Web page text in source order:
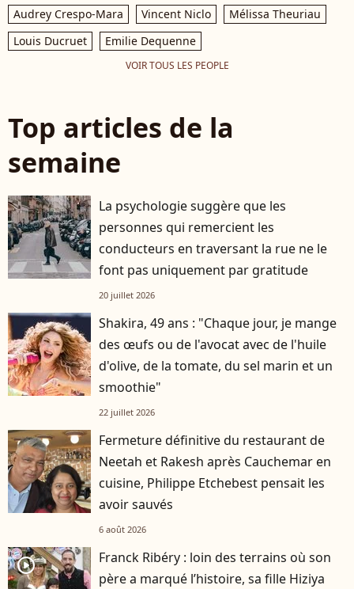
Audrey Crespo-Mara
Vincent Niclo
Mélissa Theuriau
Louis Ducruet
Emilie Dequenne
VOIR TOUS LES PEOPLE
Top articles de la
semaine
La psychologie suggère que les
personnes qui remercient les
conducteurs en traversant la rue ne le
font pas uniquement par gratitude
20 juillet 2026
Shakira, 49 ans : "Chaque jour, je mange
des œufs ou de l'avocat avec de l'huile
d'olive, de la tomate, du sel marin et un
smoothie"
22 juillet 2026
Fermeture définitive du restaurant de
Neetah et Rakesh après Cauchemar en
cuisine, Philippe Etchebest pensait les
avoir sauvés
6 août 2026
player2
Franck Ribéry : loin des terrains où son
père a marqué l’histoire, sa fille Hiziya